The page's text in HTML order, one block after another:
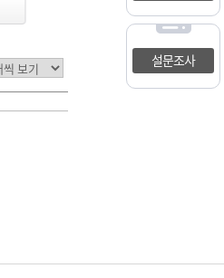
설문조사